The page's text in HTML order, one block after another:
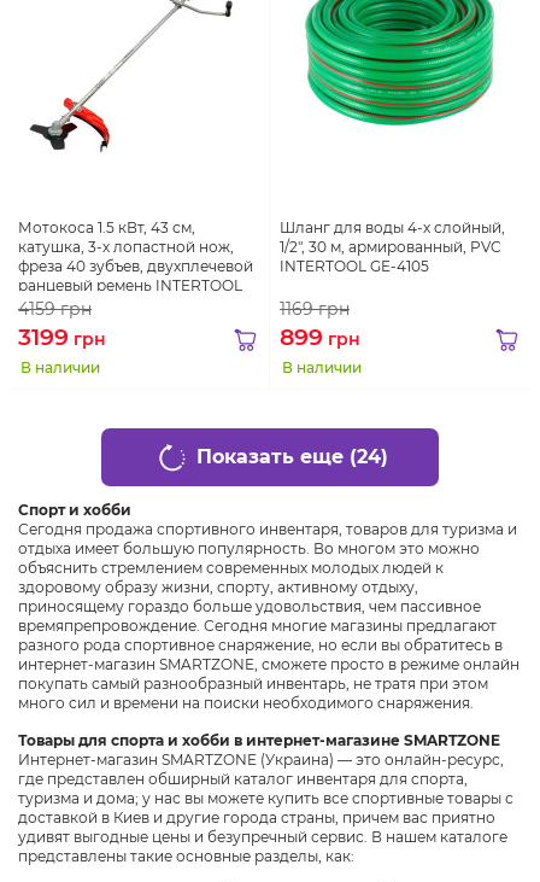
Мотокоса 1.5 кВт, 43 см,
катушка, 3-х лопастной нож,
фреза 40 зубъев, двухплечевой
ранцевый ремень INTERTOOL
DT-2232
4159грн
3199 грн
В наличии
Шланг для воды 4-х слойный,
1/2", 30 м, армированный, PVC
INTERTOOL GE-4105
1169грн
899 грн
В наличии
Показать еще (24)
Спорт и хобби
Сегодня продажа спортивного инвентаря, товаров для туризма и
отдыха имеет большую популярность. Во многом это можно
объяснить стремлением современных молодых людей к
здоровому образу жизни, спорту, активному отдыху,
приносящему гораздо больше удовольствия, чем пассивное
времяпрепровождение. Сегодня многие магазины предлагают
разного рода спортивное снаряжение, но если вы обратитесь в
интернет-магазин SMARTZONE, сможете просто в режиме онлайн
покупать самый разнообразный инвентарь, не тратя при этом
много сил и времени на поиски необходимого снаряжения.
Товары для спорта и хобби в интернет-магазине SMARTZONE
Интернет-магазин SMARTZONE (Украина) — это онлайн-ресурс,
где представлен обширный каталог инвентаря для спорта,
туризма и дома; у нас вы можете купить все спортивные товары с
доставкой в Киев и другие города страны, причем вас приятно
удивят выгодные цены и безупречный сервис. В нашем каталоге
представлены такие основные разделы, как: